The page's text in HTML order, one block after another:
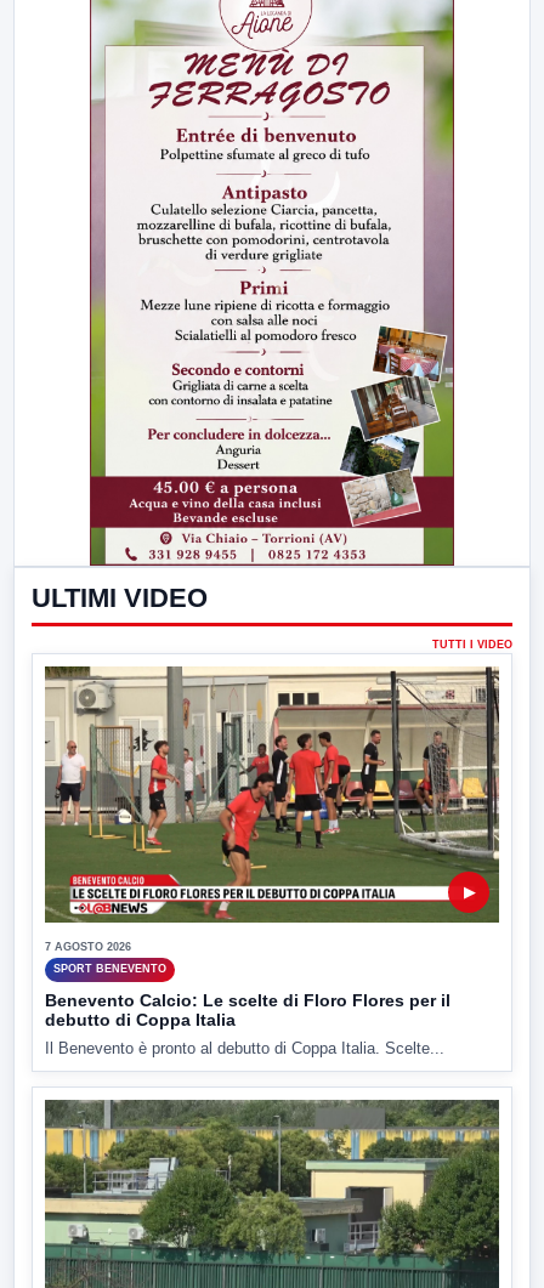
ULTIMI VIDEO
TUTTI I VIDEO
▶
7 AGOSTO 2026
SPORT BENEVENTO
Benevento Calcio: Le scelte di Floro Flores per il
debutto di Coppa Italia
Il Benevento è pronto al debutto di Coppa Italia. Scelte...